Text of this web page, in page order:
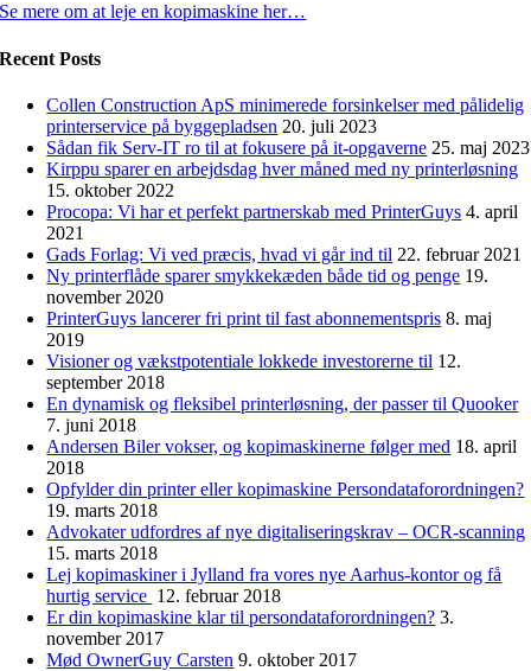
Se mere om at leje en kopimaskine her…
Recent Posts
Collen Construction ApS minimerede forsinkelser med pålidelig
printerservice på byggepladsen 20. juli 2023
Sådan fik Serv-IT ro til at fokusere på it-opgaverne 25. maj 2023
Kirppu sparer en arbejdsdag hver måned med ny printerløsning
15. oktober 2022
Procopa: Vi har et perfekt partnerskab med PrinterGuys 4. april
2021
Gads Forlag: Vi ved præcis, hvad vi går ind til 22. februar 2021
Ny printerflåde sparer smykkekæden både tid og penge 19.
november 2020
PrinterGuys lancerer fri print til fast abonnementspris 8. maj
2019
Visioner og vækstpotentiale lokkede investorerne til 12.
september 2018
En dynamisk og fleksibel printerløsning, der passer til Quooker
7. juni 2018
Andersen Biler vokser, og kopimaskinerne følger med 18. april
2018
Opfylder din printer eller kopimaskine Persondataforordningen?
19. marts 2018
Advokater udfordres af nye digitaliseringskrav – OCR-scanning
15. marts 2018
Lej kopimaskiner i Jylland fra vores nye Aarhus-kontor og få
hurtig service 12. februar 2018
Er din kopimaskine klar til persondataforordningen? 3.
november 2017
Mød OwnerGuy Carsten 9. oktober 2017